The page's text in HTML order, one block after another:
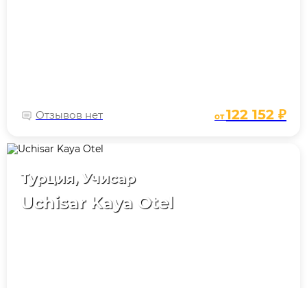
Отзывов нет от122 152 ₽
Турция, Учисар
Uchisar Kaya Otel